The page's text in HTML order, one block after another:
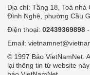
Địa chỉ: Tầng 18, Toà nhà
Đình Nghệ, phường Cầu
Điện thoại: 02439369898
Email:
© 1997 Báo VietNamNet.
lại thông tin từ website